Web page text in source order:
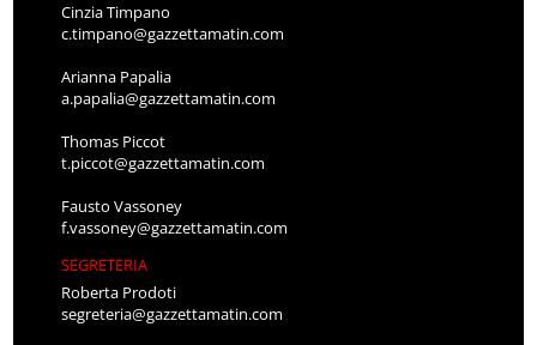
Cinzia Timpano
c.timpano@gazzettamatin.com
Arianna Papalia
a.papalia@gazzettamatin.com
Thomas Piccot
t.piccot@gazzettamatin.com
Fausto Vassoney
f.vassoney@gazzettamatin.com
SEGRETERIA
Roberta Prodoti
segreteria@gazzettamatin.com